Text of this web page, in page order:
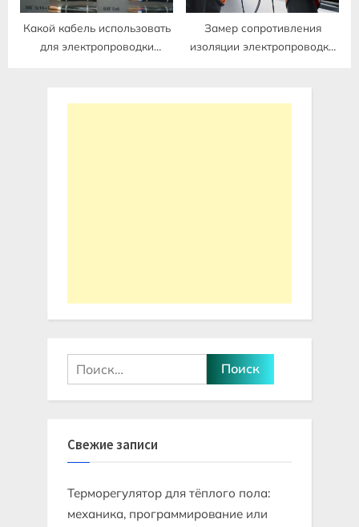
Какой кабель использовать
для электропроводки
Замер сопротивления
изоляции электропроводки
Найти:
Свежие записи
Терморегулятор для тёплого пола:
механика, программирование или